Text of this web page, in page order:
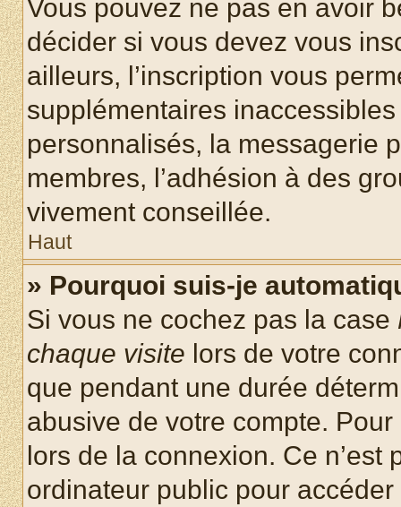
Vous pouvez ne pas en avoir
décider si vous devez vous
ailleurs, l’inscription vous
supplémentaires
personnalisés, la messagerie
membres, l’adhésion à des
vivement conseillée.
Haut
» Pourquoi suis-je
Si vous ne cochez pas la case
chaque visite lors de votre
que pendant une durée
abusive de votre compte.
lors de la connexion. Ce
ordinateur public pour